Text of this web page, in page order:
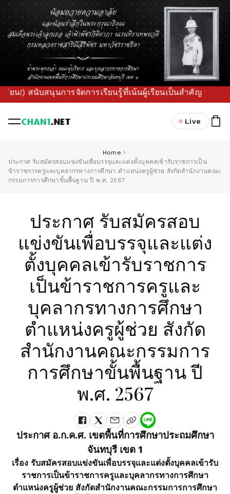
การจัดการเรียนรู้ที่เน้นผู้เรียนเป็นสำคัญ พร้อมขับ
Live
Home
ประกาศ รับสมัครสอบแข่งขันเพื่อบรรจุและแต่งตั้งบุคคลเข้ารับราชการเป็น
ข้าราชการครูและบุคลากรทางการศึกษา ตำแหน่งครูผู้ช่วย สังกัดสำนักงานคณะ
กรรมการการศึกษาขั้นพื้นฐาน ปี พ.ศ. 2567
ประกาศ รับสมัครสอบ
แข่งขันเพื่อบรรจุและแต่ง
ตั้งบุคคลเข้ารับราชการ
เป็นข้าราชการครูและ
บุคลากรทางการศึกษา
ตำแหน่งครูผู้ช่วย สังกัด
สำนักงานคณะกรรมการ
การศึกษาขั้นพื้นฐาน ปี
พ.ศ. 2567
ประกาศ อ.ก.ค.ศ. เขตพื้นที่การศึกษาประถมศึกษา
จันทบุรี เขต 1
เรื่อง รับสมัครสอบแข่งขันเพื่อบรรจุและแต่งตั้งบุคคลเข้ารับ
ราชการเป็นข้าราชการครูและบุคลากรทางการศึกษา
ตำแหน่งครูผู้ช่วย สังกัดสำนักงานคณะกรรมการการศึกษา